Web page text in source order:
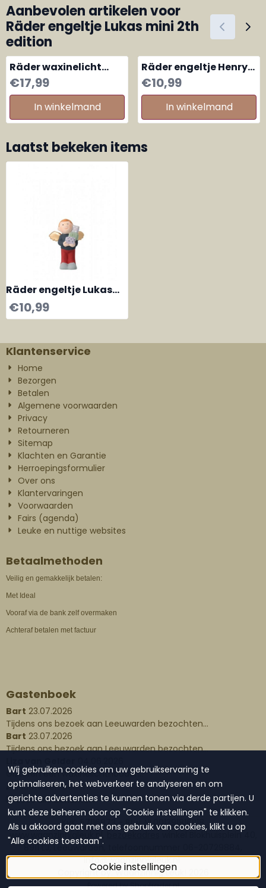
Aanbevolen artikelen voor
Räder engeltje Lukas mini 2th
edition
Räder waxinelicht
Vallende Ster May all
your Christmas wishes
come true
Prijs: 17,99
€17,99
In winkelmand
Räder engeltje Henry
mini 2th edition
Prijs: 10,99
€10,99
In winkelmand
Laatst bekeken items
Räder engeltje Lukas
mini 2th edition
€10,99
Klantenservice
Home
Bezorgen
Betalen
Algemene voorwaarden
Privacy
Retourneren
Sitemap
Klachten en Garantie
Herroepingsformulier
Over ons
Klantervaringen
Voorwaarden
Fairs (agenda)
Leuke en nuttige websites
Betaalmethoden
Veilig en gemakkelijk betalen:
Met Ideal
Vooraf via de bank zelf overmaken
Achteraf betalen met factuur
Gastenboek
Bart 23.07.2026
Tijdens ons bezoek aan Leeuwarden bezochten...
Bart 23.07.2026
Tijdens ons bezoek aan Leeuwarden bezochten...
Gisteren een waxinelichthouder...
Plaats een bericht
Lees alle berichten
KvK: 57116873 - Btw: NL001391816B18
www.waanzinnigleuk.nl,
bezoekadres
winkel Blokhuisplein 40,
8911 LJ, Leeuwarden, telefoonnummer 06-20729884,
info@waanzinnigleuk.nl
Copyright by: Waanzinnig Leuk!
Powered by Shoptrader.nl
Wij gebruiken cookies om uw gebruikservaring te
optimaliseren, het webverkeer te analyseren en om
gerichte advertenties te kunnen tonen via derde partijen. U
kunt deze beheren door op "Cookie instellingen" te klikken.
Als u akkoord gaat met ons gebruik van cookies, klikt u op
"Alle cookies toestaan".
Cookie instellingen